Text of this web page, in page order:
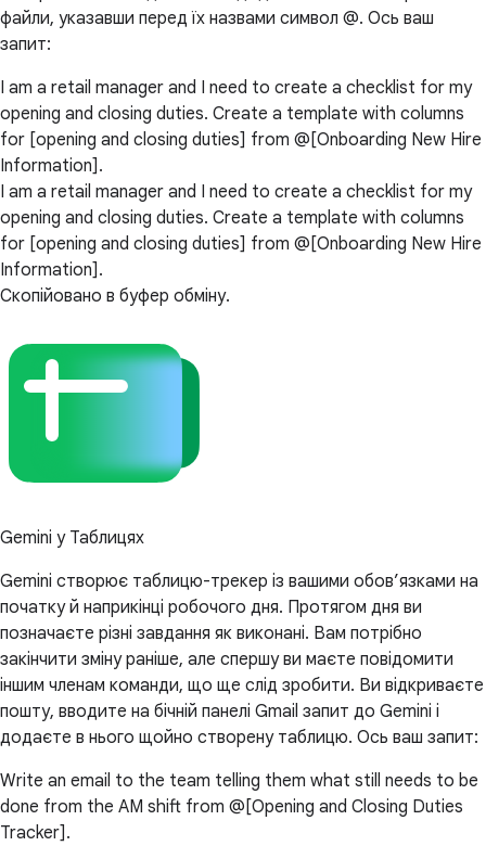
файли, указавши перед їх назвами символ @. Ось ваш
запит:
I am a retail manager and I need to create a checklist for my
opening and closing duties. Create a template with columns
for [opening and closing duties] from @[Onboarding New Hire
Information].
I am a retail manager and I need to create a checklist for my
opening and closing duties. Create a template with columns
for [opening and closing duties] from @[Onboarding New Hire
Information].
Скопійовано в буфер обміну.
Gemini у Таблицях
Gemini створює таблицю-трекер із вашими обов’язками на
початку й наприкінці робочого дня. Протягом дня ви
позначаєте різні завдання як виконані. Вам потрібно
закінчити зміну раніше, але спершу ви маєте повідомити
іншим членам команди, що ще слід зробити. Ви відкриваєте
пошту, вводите на бічній панелі Gmail запит до Gemini і
додаєте в нього щойно створену таблицю. Ось ваш запит:
Write an email to the team telling them what still needs to be
done from the AM shift from @[Opening and Closing Duties
Tracker].